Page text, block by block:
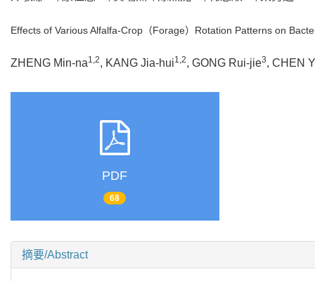
Effects of Various Alfalfa-Crop（Forage）Rotation Patterns on
ZHENG Min-na1,2, KANG Jia-hui1,2, GONG Rui-jie3, CHEN
PDF
68
摘要/Abstract